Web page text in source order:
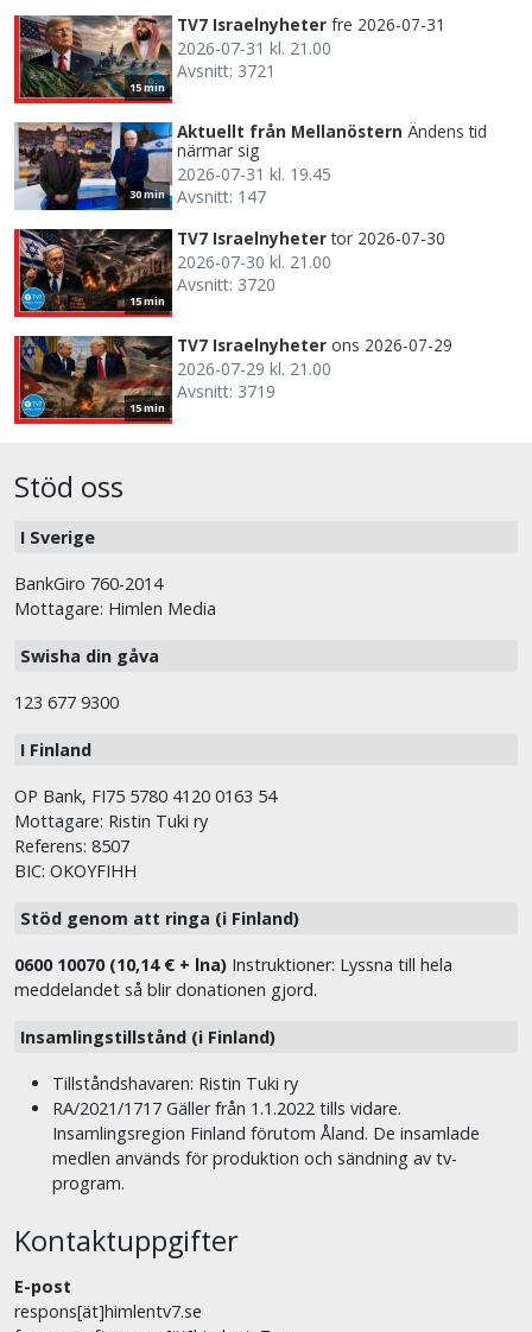
15 min
TV7 Israelnyheter fre 2026-07-31
2026-07-31 kl. 21.00
Avsnitt: 3721
30 min
Aktuellt från Mellanöstern Ändens tid
närmar sig
2026-07-31 kl. 19.45
Avsnitt: 147
15 min
TV7 Israelnyheter tor 2026-07-30
2026-07-30 kl. 21.00
Avsnitt: 3720
15 min
TV7 Israelnyheter ons 2026-07-29
2026-07-29 kl. 21.00
Avsnitt: 3719
Stöd oss
I Sverige
BankGiro 760-2014
Mottagare: Himlen Media
Swisha din gåva
123 677 9300
I Finland
OP Bank, FI75 5780 4120 0163 54
Mottagare: Ristin Tuki ry
Referens: 8507
BIC: OKOYFIHH
Stöd genom att ringa (i Finland)
0600 10070 (10,14 € + lna) Instruktioner: Lyssna till hela
meddelandet så blir donationen gjord.
Insamlingstillstånd (i Finland)
Tillståndshavaren: Ristin Tuki ry
RA/2021/1717 Gäller från 1.1.2022 tills vidare.
Insamlingsregion Finland förutom Åland. De insamlade
medlen används för produktion och sändning av tv-
program.
Kontaktuppgifter
E-post
respons[ät]himlentv7.se